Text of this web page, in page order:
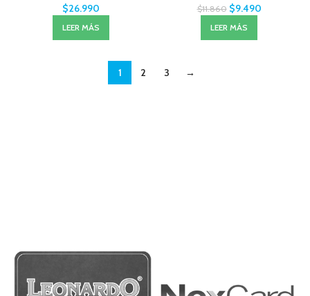
$26.990
LEER MÁS
$11.860 $9.490
LEER MÁS
1 2 3 →